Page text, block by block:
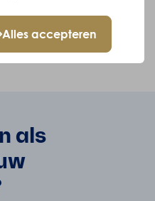
Alles accepteren
als